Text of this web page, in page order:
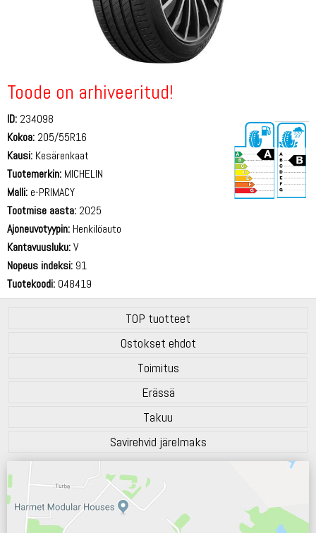
Toode on arhiveeritud!
ID: 234098
Kokoa: 205/55R16
Kausi: Kesärenkaat
Tuotemerkin: MICHELIN
Malli: e-PRIMACY
Tootmise aasta: 2025
Ajoneuvotyypin: Henkilöauto
Kantavuusluku:V
Nopeus indeksi: 91
Tuotekoodi: 048419
TOP tuotteet
Ostokset ehdot
Toimitus
Erässä
Takuu
Savirehvid järelmaks